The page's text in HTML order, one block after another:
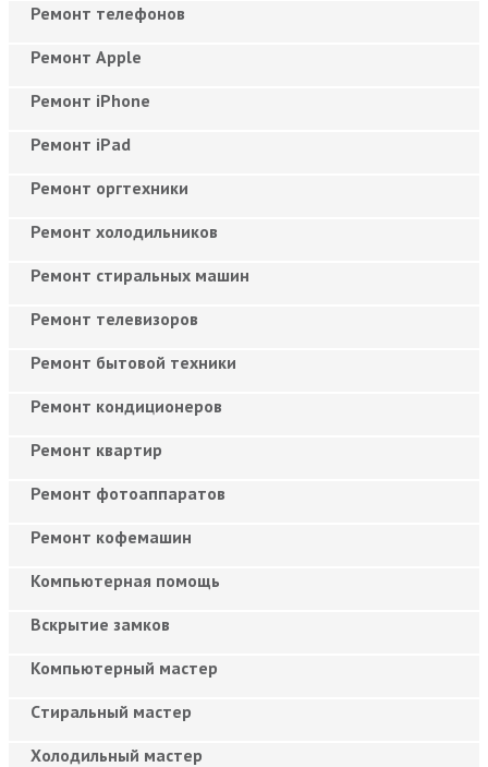
Ремонт телефонов
Ремонт Apple
Ремонт iPhone
Ремонт iPad
Ремонт оргтехники
Ремонт холодильников
Ремонт стиральных машин
Ремонт телевизоров
Ремонт бытовой техники
Ремонт кондиционеров
Ремонт квартир
Ремонт фотоаппаратов
Ремонт кофемашин
Компьютерная помощь
Вскрытие замков
Компьютерный мастер
Cтиральный мастер
Холодильный мастер